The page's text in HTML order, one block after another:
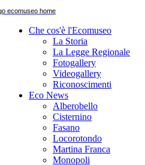
Che cos'è l'Ecomuseo
La Storia
La Legge Regionale
Fotogallery
Videogallery
Riconoscimenti
Eco News
Alberobello
Cisternino
Fasano
Locorotondo
Martina Franca
Monopoli